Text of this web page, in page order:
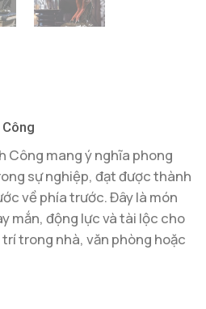
Công mang ý nghĩa phong
sự nghiệp, đạt được thành
về phía trước. Đây là món
mắn, động lực và tài lộc cho
trong nhà, văn phòng hoặc